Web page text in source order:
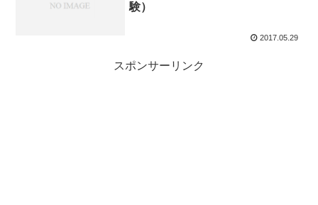
験）
2017.05.29
スポンサーリンク